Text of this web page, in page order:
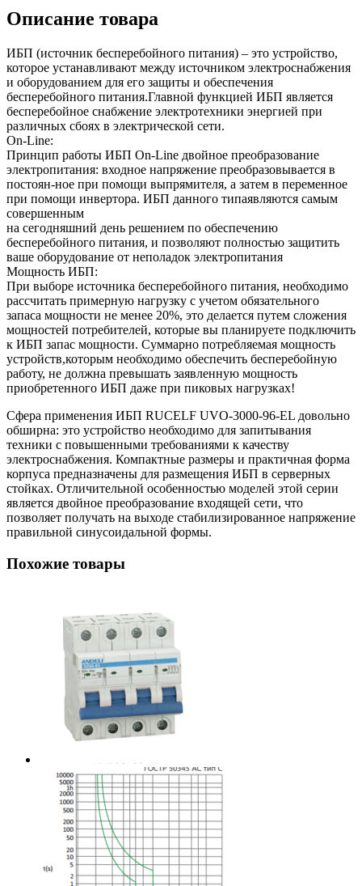
Описание товара
ИБП (источник бесперебойного питания) – это устройство,
которое устанавливают между источником электроснабжения
и оборудованием для его защиты и обеспечения
бесперебойного питания.Главной функцией ИБП является
бесперебойное снабжение электротехники энергией при
различных сбоях в электрической сети.
On-Line:
Принцип работы ИБП On-Line двойное преобразование
электропитания: входное напряжение преобразовывается в
постоян-ное при помощи выпрямителя, а затем в переменное
при помощи инвертора. ИБП данного типаявляются самым
совершенным
на сегодняшний день решением по обеспечению
бесперебойного питания, и позволяют полностью защитить
ваше оборудование от неполадок электропитания
Мощность ИБП:
При выборе источника бесперебойного питания, необходимо
рассчитать примерную нагрузку с учетом обязательного
запаса мощности не менее 20%, это делается путем сложения
мощностей потребителей, которые вы планируете подключить
к ИБП запас мощности. Суммарно потребляемая мощность
устройств,которым необходимо обеспечить бесперебойную
работу, не должна превышать заявленную мощность
приобретенного ИБП даже при пиковых нагрузках!
Сфера применения ИБП RUCELF UVO-3000-96-EL довольно
обширна: это устройство необходимо для запитывания
техники с повышенными требованиями к качеству
электроснабжения. Компактные размеры и практичная форма
корпуса предназначены для размещения ИБП в серверных
стойках. Отличительной особенностью моделей этой серии
является двойное преобразование входящей сети, что
позволяет получать на выходе стабилизированное напряжение
правильной синусоидальной формы.
Похожие товары